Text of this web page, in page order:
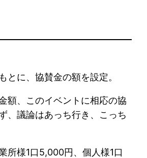
とに、協賛金の額を設定。
額、このイベントに相応の協
、議論はあっち行き、こっち
所様1口5,000円、個人様1口